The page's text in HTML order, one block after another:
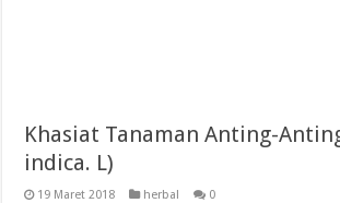
Khasiat Tanaman Anting-
indica. L)
19 Maret 2018 herbal 0